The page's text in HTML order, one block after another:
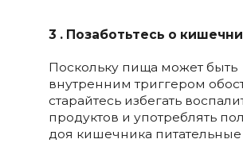
3 . Позаботьтесь о
Поскольку пища может быть
внутренним триггером
старайтесь избегать
продуктов и употреблять
доя кишечника питательные